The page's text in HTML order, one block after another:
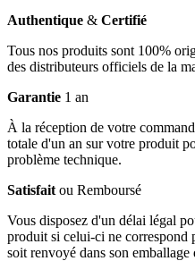
Authentique & Certifié
Tous nos produits sont 100%
des distributeurs officiels de la
Garantie 1 an
À la réception de votre
totale d'un an sur votre produit
problème technique.
Satisfait ou Remboursé
Vous disposez d'un délai légal
produit si celui-ci ne correspond
soit renvoyé dans son